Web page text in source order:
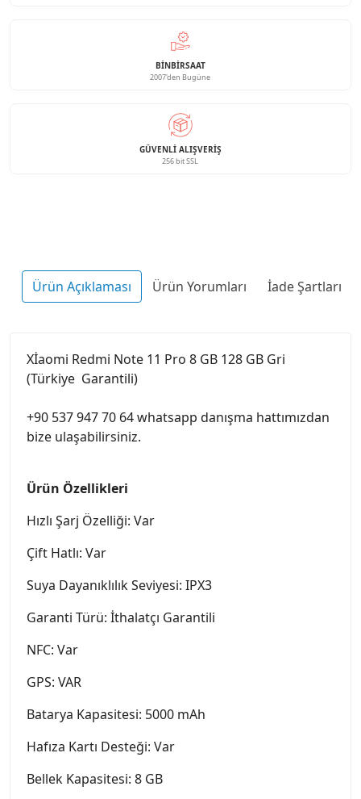
BINBIRSAAT
2007'den Bugüne
GÜVENLI ALIŞVERIŞ
256 bit SSL
Ürün Açıklaması Ürün Yorumları İade Şartları
Xİaomi Redmi Note 11 Pro 8 GB 128 GB Gri
(Türkiye Garantili)
+90 537 947 70 64 whatsapp danışma hattımızdan
bize ulaşabilirsiniz.
Ürün Özellikleri
Hızlı Şarj Özelliği: Var
Çift Hatlı: Var
Suya Dayanıklılık Seviyesi: IPX3
Garanti Türü: İthalatçı Garantili
NFC: Var
GPS: VAR
Batarya Kapasitesi: 5000 mAh
Hafıza Kartı Desteği: Var
Bellek Kapasitesi: 8 GB